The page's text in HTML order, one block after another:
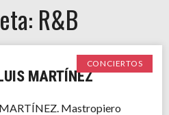
R&B
CONCIERTOS
MARTÍNEZ
MARTÍNEZ. Mastropiero